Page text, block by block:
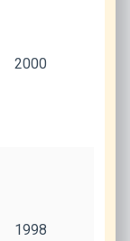
2000
1998